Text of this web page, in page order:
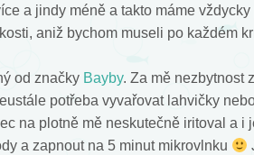
a jindy méně a takto máme vždycky
aniž bychom museli po každém
od značky Bayby. Za mě nezbytnost
potřeba vyvařovat lahvičky
na plotně mě neskutečně iritoval a i
a zapnout na 5 minut mikrovlnku